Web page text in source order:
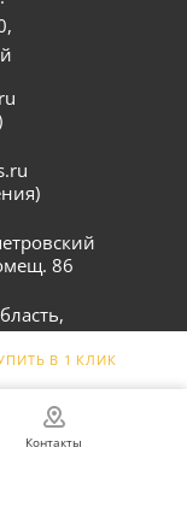
В 1 КЛИК
86
6Ю
Контакты